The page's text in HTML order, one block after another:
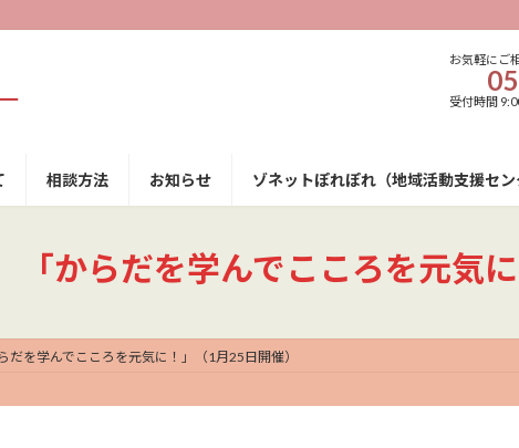
お気軽にご
受付時間
相談方法 お知らせ ゾネットぽれぽれ（地域活動支援セン
からだを学んでこころを元気
を学んでこころを元気に！」（1月25日開催）